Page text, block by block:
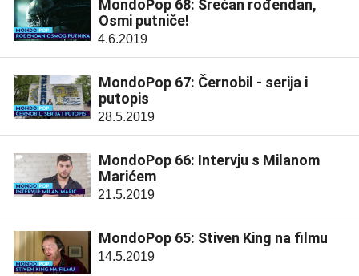
MondoPop 68: Srećan rođendan,
Osmi putniče!
4.6.2019
MondoPop 67: Černobil - serija i
putopis
28.5.2019
MondoPop 66: Intervju s Milanom
Marićem
21.5.2019
MondoPop 65: Stiven King na filmu
14.5.2019